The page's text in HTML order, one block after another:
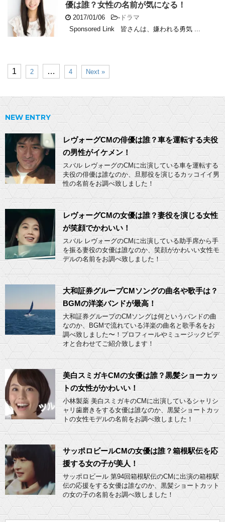
優は誰？女性の名前が気になる！
2017/01/06 - ドラマ
Sponsored Link 皆さんは、嫌われる勇気 ...
1 2 … 4 Next »
NEW ENTRY
レヴォーグCMの俳優は誰？車を運転する夫役
の男性がイケメン！
スバル レヴォーグのCMに出演している車を運転する
夫役の俳優は誰なのか、旦那役を演じるカッコイイ男
性の名前をお調べ致しました！
レヴォーグCMの女優は誰？妻役を演じる女性
が笑顔でかわいい！
スバル レヴォーグのCMに出演している助手席から手
を振る妻役の女優は誰なのか、笑顔がかわいい女性モ
デルの名前をお調べ致しました！
大和証券グループCMソングの曲名や歌手は？
BGMの洋楽バンドが最高！
大和証券グループのCMソングは何というバンドの曲
なのか、BGMで流れている洋楽の曲名と歌手名をお
調べ致しました〜！プロフィールやミュージックビデ
オと合わせてご紹介致します！
美白スミガキCMの女優は誰？黒髪ショーカッ
トの女性がかわいい！
小林製薬 美白スミガキのCMに出演しているシャリシ
ャリ歯磨きをする女優は誰なのか、黒髪ショートカッ
トの女性モデルの名前をお調べ致しました！
サッポロビールCMの女優は誰？箱根駅伝を応
援する女の子が美人！
サッポロビール 第94回箱根駅伝のCMに出演の箱根駅
伝の応援をする女優は誰なのか、黒髪ショートカット
の女の子の名前をお調べ致しました！